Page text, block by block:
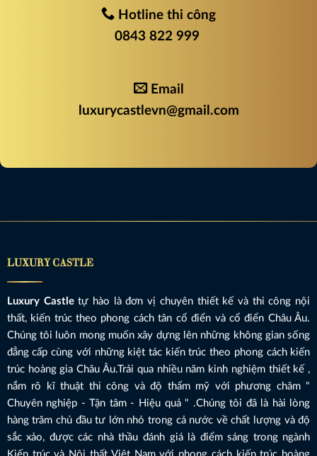
Hotline thi công
0843 822 999
Email
luxurycastlevn@gmail.com
LUXURY CASTLE
Luxury Castletự hào là đơn vị chuyên thiết kế và thi công nội
thất, kiến trúc theo phong cách tân cổ điển và cổ điển Châu Âu.
Chúng tôi luôn mong muốn xây dựng lên những không gian sống
đẳng cấp cùng với những kiệt tác kiến trúc theo phong cách kiến
trúc hoàng gia Châu Âu.Trải qua nhiều năm kinh nghiệm thiết kế ,
nắm rõ kĩ thuật thi công và độ thẩm mỹ với phương châm "
Chuyên nghiệp - Tận tâm - Hiệu quả " .Chúng tôi đã là hài lòng
hàng trăm chủ đầu tư lớn nhỏ trong cả nước về chất lượng và độ
sắc xảo, được các nhà thầu đánh giá là điểm sáng trong ngành